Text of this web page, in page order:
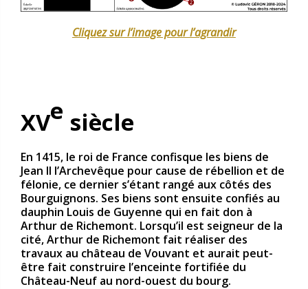
Cliquez sur l’image pour l’agrandir
XVe siècle
En 1415, le roi de France confisque les biens de
Jean II l’Archevêque pour cause de rébellion et de
félonie, ce dernier s’étant rangé aux côtés des
Bourguignons. Ses biens sont ensuite confiés au
dauphin Louis de Guyenne qui en fait don à
Arthur de Richemont. Lorsqu’il est seigneur de la
cité, Arthur de Richemont fait réaliser des
travaux au château de Vouvant et aurait peut-
être fait construire l’enceinte fortifiée du
Château-Neuf au nord-ouest du bourg.